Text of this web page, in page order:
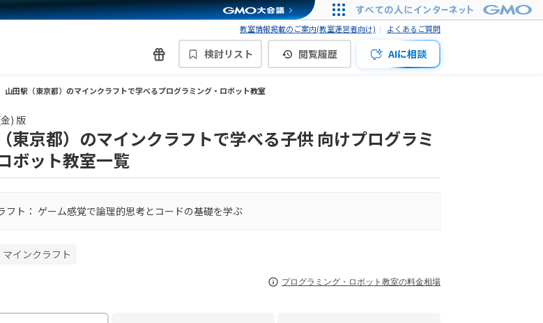
教室情報掲載のご案内(教室運営者向け) よくあるご質問
検討リスト 閲覧履歴 AIに相談
山田駅（東京都）のマインクラフトで学べるプログラミング・ロボット教室
) 版
東京都）のマインクラフトで学べる子供 向けプログラミ
ボット教室一覧
フト： ゲーム感覚で論理的思考とコードの基礎を学ぶ
マインクラフト
プログラミング・ロボット教室の料金相場